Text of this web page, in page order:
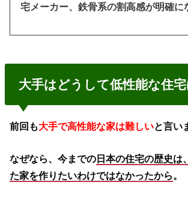
宅メーカー、鉄骨系の割高感が明確に
大手はどうして低性能な住
前回も大手で高性能な家は難しいと言い
なぜなら、今までの日本の住宅の歴史は
た家を作りたいわけではなかったから。